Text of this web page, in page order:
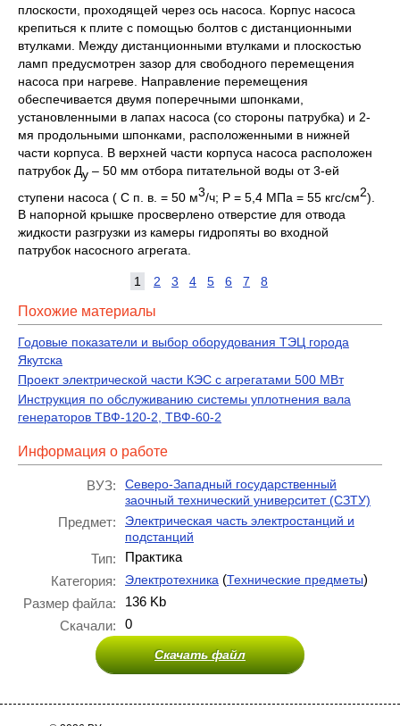
плоскости, проходящей через ось насоса. Корпус насоса
крепиться к плите с помощью болтов с дистанционными
втулками. Между дистанционными втулками и плоскостью
ламп предусмотрен зазор для свободного перемещения
насоса при нагреве. Направление перемещения
обеспечивается двумя поперечными шпонками,
установленными в лапах насоса (со стороны патрубка) и 2-
мя продольными шпонками, расположенными в нижней
части корпуса. В верхней части корпуса насоса расположен
патрубок Ду – 50 мм отбора питательной воды от 3-ей
ступени насоса ( С п. в. = 50 м3/ч; Р = 5,4 МПа = 55 кгс/см2).
В напорной крышке просверлено отверстие для отвода
жидкости разгрузки из камеры гидропяты во входной
патрубок насосного агрегата.
1 2 3 4 5 6 7 8
Похожие материалы
Годовые показатели и выбор оборудования ТЭЦ города
Якутска
Проект электрической части КЭС с агрегатами 500 МВт
Инструкция по обслуживанию системы уплотнения вала
генераторов ТВФ-120-2, ТВФ-60-2
Информация о работе
ВУЗ:
Северо-Западный государственный
заочный технический университет (СЗТУ)
Предмет:
Электрическая часть электростанций и
подстанций
Тип:
Практика
Категория:
Электротехника (Технические предметы)
Размер файла:
136 Kb
Скачали:
0
Скачать файл